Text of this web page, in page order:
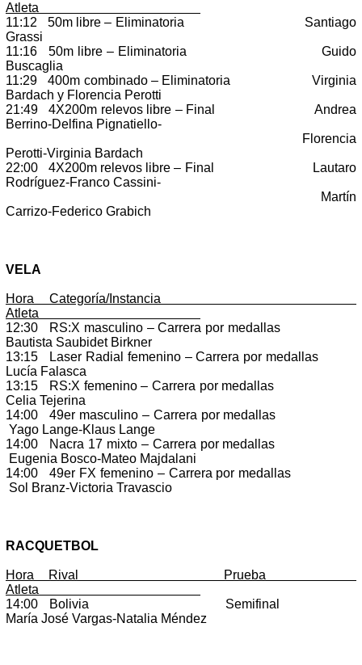
Atleta
11:12 50m libre – Eliminatoria Santiago
Grassi
11:16 50m libre – Eliminatoria Guido
Buscaglia
11:29 400m combinado – Eliminatoria Virginia
Bardach y Florencia Perotti
21:49 4X200m relevos libre – Final Andrea
Berrino-Delfina Pignatiello-
Florencia
Perotti-Virginia Bardach
22:00 4X200m relevos libre – Final Lautaro
Rodríguez-Franco Cassini-
Martín
Carrizo-Federico Grabich
VELA
Hora Categoría/Instancia
Atleta
12:30 RS:X masculino – Carrera por medallas
Bautista Saubidet Birkner
13:15 Laser Radial femenino – Carrera por medallas
Lucía Falasca
13:15 RS:X femenino – Carrera por medallas
Celia Tejerina
14:00 49er masculino – Carrera por medallas
Yago Lange-Klaus Lange
14:00 Nacra 17 mixto – Carrera por medallas
Eugenia Bosco-Mateo Majdalani
14:00 49er FX femenino – Carrera por medallas
Sol Branz-Victoria Travascio
RACQUETBOL
Hora Rival Prueba
Atleta
14:00 Bolivia Semifinal
María José Vargas-Natalia Méndez